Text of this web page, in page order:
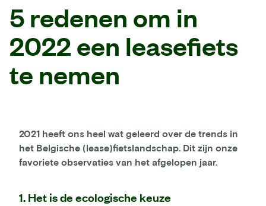
5 redenen om in
2022 een leasefiets
te nemen
2021 heeft ons heel wat geleerd over de trends in
het Belgische (lease)fietslandschap. Dit zijn onze
favoriete observaties van het afgelopen jaar.
1. Het is de ecologische keuze